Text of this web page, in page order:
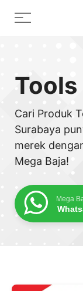
Menu
Tools
Cari Produk
Surabaya
merek
Mega Baja!
Mega